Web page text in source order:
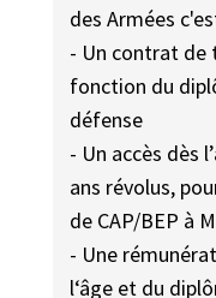
des Armées
- Un contrat de
fonction du
défense
- Un accès dès
ans révolus,
de CAP/BEP à
- Une
l‘âge et du